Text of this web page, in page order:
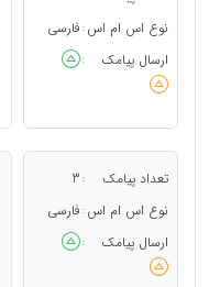
نوع اس ام اس : فارسی
ارسال پیامک
:
تعداد پیامک :
3
نوع اس ام اس : فارسی
ارسال پیامک
: